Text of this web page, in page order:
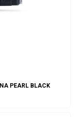
PEARL BLACK